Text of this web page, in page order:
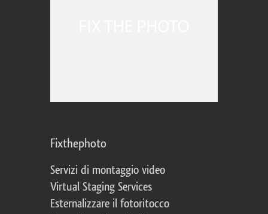
Fixthephoto
Servizi di montaggio video
Virtual Staging Services
Esternalizzare il fotoritocco